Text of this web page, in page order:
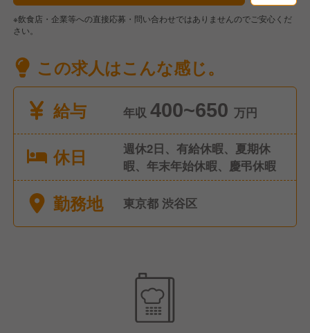
※飲食店・企業等への直接応募・問い合わせではありませんのでご安心くだ
さい。
この求人はこんな感じ。
給与
年収 400~650 万円
休日
週休2日、有給休暇、夏期休
暇、年末年始休暇、慶弔休暇
勤務地 東京都 渋谷区